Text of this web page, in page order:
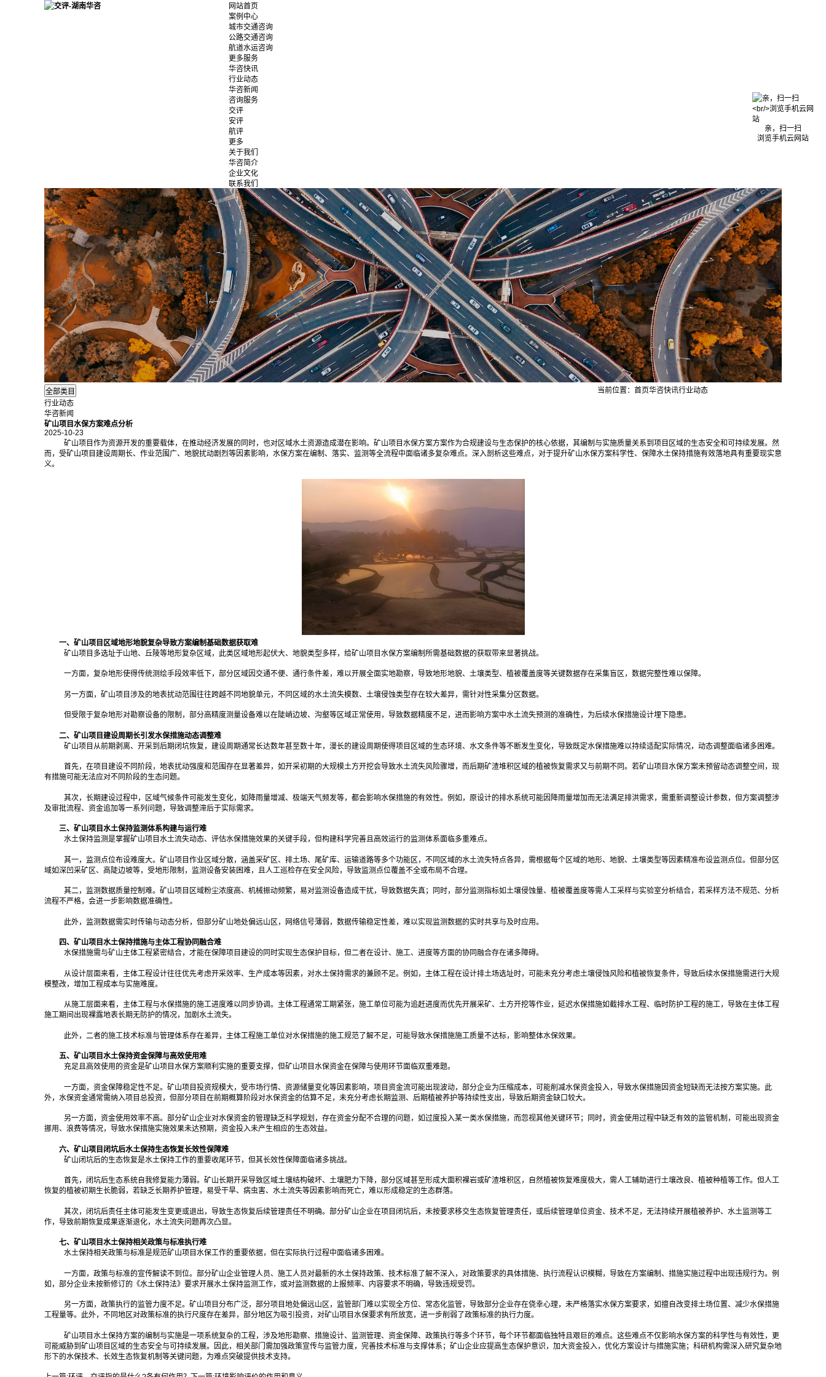
网站首页
案例中心
城市交通咨询
公路交通咨询
航道水运咨询
更多服务
华咨快讯
行业动态
华咨新闻
咨询服务
交评
安评
航评
更多
关于我们
华咨简介
企业文化
联系我们
行业动态
华咨新闻
当前位置： 首页华咨快讯行业动态
矿山项目水保方案难点分析
2025-10-23
矿山项目作为资源开发的重要载体，在推动经济发展的同时，也对区域水土资源造成潜在影响。矿山项目水保方案方案作为合规建设与生态保护的核心依据，其编制与实施质量关系到项目区域的生态安全和可持续发展。然
而，受矿山项目建设周期长、作业范围广、地貌扰动剧烈等因素影响，水保方案在编制、落实、监测等全流程中面临诸多复杂难点。深入剖析这些难点，对于提升矿山水保方案科学性、保障水土保持措施有效落地具有重要现实意
义。
一、矿山项目区域地形地貌复杂导致方案编制基础数据获取难
矿山项目多选址于山地、丘陵等地形复杂区域，此类区域地形起伏大、地貌类型多样，给矿山项目水保方案编制所需基础数据的获取带来显著挑战。
一方面，复杂地形使得传统测绘手段效率低下，部分区域因交通不便、通行条件差，难以开展全面实地勘察，导致地形地貌、土壤类型、植被覆盖度等关键数据存在采集盲区，数据完整性难以保障。
另一方面，矿山项目涉及的地表扰动范围往往跨越不同地貌单元，不同区域的水土流失模数、土壤侵蚀类型存在较大差异，需针对性采集分区数据。
但受限于复杂地形对勘察设备的限制，部分高精度测量设备难以在陡峭边坡、沟壑等区域正常使用，导致数据精度不足，进而影响方案中水土流失预测的准确性，为后续水保措施设计埋下隐患。
二、矿山项目建设周期长引发水保措施动态调整难
矿山项目从前期剥离、开采到后期闭坑恢复，建设周期通常长达数年甚至数十年，漫长的建设周期使得项目区域的生态环境、水文条件等不断发生变化，导致既定水保措施难以持续适配实际情况，动态调整面临诸多困难。
首先，在项目建设不同阶段，地表扰动强度和范围存在显著差异，如开采初期的大规模土方开挖会导致水土流失风险骤增，而后期矿渣堆积区域的植被恢复需求又与前期不同。若矿山项目水保方案未预留动态调整空间，现
有措施可能无法应对不同阶段的生态问题。
其次，长期建设过程中，区域气候条件可能发生变化，如降雨量增减、极端天气频发等，都会影响水保措施的有效性。例如，原设计的排水系统可能因降雨量增加而无法满足排洪需求，需重新调整设计参数，但方案调整涉
及审批流程、资金追加等一系列问题，导致调整滞后于实际需求。
三、矿山项目水土保持监测体系构建与运行难
水土保持监测是掌握矿山项目水土流失动态、评估水保措施效果的关键手段，但构建科学完善且高效运行的监测体系面临多重难点。
其一，监测点位布设难度大。矿山项目作业区域分散，涵盖采矿区、排土场、尾矿库、运输道路等多个功能区，不同区域的水土流失特点各异，需根据每个区域的地形、地貌、土壤类型等因素精准布设监测点位。但部分区
域如深凹采矿区、高陡边坡等，受地形限制，监测设备安装困难，且人工巡检存在安全风险，导致监测点位覆盖不全或布局不合理。
其二，监测数据质量控制难。矿山项目区域粉尘浓度高、机械振动频繁，易对监测设备造成干扰，导致数据失真；同时，部分监测指标如土壤侵蚀量、植被覆盖度等需人工采样与实验室分析结合，若采样方法不规范、分析
流程不严格，会进一步影响数据准确性。
此外，监测数据需实时传输与动态分析，但部分矿山地处偏远山区，网络信号薄弱，数据传输稳定性差，难以实现监测数据的实时共享与及时应用。
四、矿山项目水土保持措施与主体工程协同融合难
水保措施需与矿山主体工程紧密结合，才能在保障项目建设的同时实现生态保护目标，但二者在设计、施工、进度等方面的协同融合存在诸多障碍。
从设计层面来看，主体工程设计往往优先考虑开采效率、生产成本等因素，对水土保持需求的兼顾不足。例如，主体工程在设计排土场选址时，可能未充分考虑土壤侵蚀风险和植被恢复条件，导致后续水保措施需进行大规
模整改，增加工程成本与实施难度。
从施工层面来看，主体工程与水保措施的施工进度难以同步协调。主体工程通常工期紧张，施工单位可能为追赶进度而优先开展采矿、土方开挖等作业，延迟水保措施如截排水工程、临时防护工程的施工，导致在主体工程
施工期间出现裸露地表长期无防护的情况，加剧水土流失。
此外，二者的施工技术标准与管理体系存在差异，主体工程施工单位对水保措施的施工规范了解不足，可能导致水保措施施工质量不达标，影响整体水保效果。
五、矿山项目水土保持资金保障与高效使用难
充足且高效使用的资金是矿山项目水保方案顺利实施的重要支撑，但矿山项目水保资金在保障与使用环节面临双重难题。
一方面，资金保障稳定性不足。矿山项目投资规模大，受市场行情、资源储量变化等因素影响，项目资金流可能出现波动，部分企业为压缩成本，可能削减水保资金投入，导致水保措施因资金短缺而无法按方案实施。此
外，水保资金通常需纳入项目总投资，但部分项目在前期概算阶段对水保资金的估算不足，未充分考虑长期监测、后期植被养护等持续性支出，导致后期资金缺口较大。
另一方面，资金使用效率不高。部分矿山企业对水保资金的管理缺乏科学规划，存在资金分配不合理的问题，如过度投入某一类水保措施，而忽视其他关键环节；同时，资金使用过程中缺乏有效的监管机制，可能出现资金
挪用、浪费等情况，导致水保措施实施效果未达预期，资金投入未产生相应的生态效益。
六、矿山项目闭坑后水土保持生态恢复长效性保障难
矿山闭坑后的生态恢复是水土保持工作的重要收尾环节，但其长效性保障面临诸多挑战。
首先，闭坑后生态系统自我修复能力薄弱。矿山长期开采导致区域土壤结构破坏、土壤肥力下降，部分区域甚至形成大面积裸岩或矿渣堆积区，自然植被恢复难度极大，需人工辅助进行土壤改良、植被种植等工作。但人工
恢复的植被初期生长脆弱，若缺乏长期养护管理，易受干旱、病虫害、水土流失等因素影响而死亡，难以形成稳定的生态群落。
其次，闭坑后责任主体可能发生变更或退出，导致生态恢复后续管理责任不明确。部分矿山企业在项目闭坑后，未按要求移交生态恢复管理责任，或后续管理单位资金、技术不足，无法持续开展植被养护、水土监测等工
作，导致前期恢复成果逐渐退化，水土流失问题再次凸显。
七、矿山项目水土保持相关政策与标准执行难
水土保持相关政策与标准是规范矿山项目水保工作的重要依据，但在实际执行过程中面临诸多困难。
一方面，政策与标准的宣传解读不到位。部分矿山企业管理人员、施工人员对最新的水土保持政策、技术标准了解不深入，对政策要求的具体措施、执行流程认识模糊，导致在方案编制、措施实施过程中出现违规行为。例
如，部分企业未按新修订的《水土保持法》要求开展水土保持监测工作，或对监测数据的上报频率、内容要求不明确，导致违规受罚。
另一方面，政策执行的监管力度不足。矿山项目分布广泛，部分项目地处偏远山区，监管部门难以实现全方位、常态化监管，导致部分企业存在侥幸心理，未严格落实水保方案要求，如擅自改变排土场位置、减少水保措施
工程量等。此外，不同地区对政策标准的执行尺度存在差异，部分地区为吸引投资，对矿山项目水保要求有所放宽，进一步削弱了政策标准的执行力度。
矿山项目水土保持方案的编制与实施是一项系统复杂的工程，涉及地形勘察、措施设计、监测管理、资金保障、政策执行等多个环节，每个环节都面临独特且艰巨的难点。这些难点不仅影响水保方案的科学性与有效性，更
可能威胁到矿山项目区域的生态安全与可持续发展。因此，相关部门需加强政策宣传与监管力度，完善技术标准与支撑体系；矿山企业应提高生态保护意识，加大资金投入，优化方案设计与措施实施；科研机构需深入研究复杂地
形下的水保技术、长效生态恢复机制等关键问题，为难点突破提供技术支持。
亲，扫一扫
浏览手机云网站